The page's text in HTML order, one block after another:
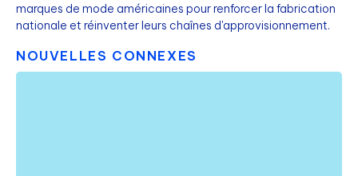
marques de mode américaines pour renforcer la fabrication
nationale et réinventer leurs chaînes d'approvisionnement.
NOUVELLES CONNEXES